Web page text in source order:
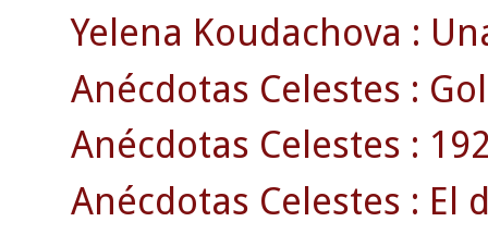
Yelena Koudachova :
Anécdotas Celestes :
Anécdotas Celestes :
Anécdotas Celestes : El